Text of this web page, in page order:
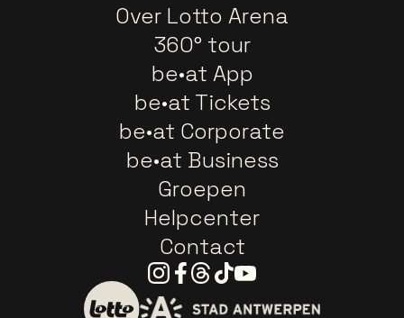
Over Lotto Arena
360° tour
be•at App
be•at Tickets
be•at Corporate
be•at Business
Groepen
Helpcenter
Contact
Instagram
Facebook
Threads
TiktokYoutube